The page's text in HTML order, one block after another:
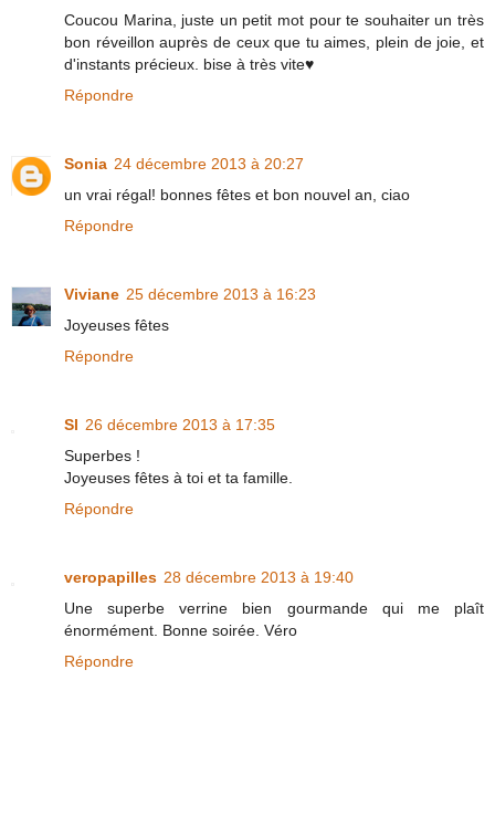
Coucou Marina, juste un petit mot pour te souhaiter un très
bon réveillon auprès de ceux que tu aimes, plein de joie, et
d'instants précieux. bise à très vite♥
Répondre
Sonia 24 décembre 2013 à 20:27
un vrai régal! bonnes fêtes et bon nouvel an, ciao
Répondre
Viviane 25 décembre 2013 à 16:23
Joyeuses fêtes
Répondre
Sl 26 décembre 2013 à 17:35
Superbes !
Joyeuses fêtes à toi et ta famille.
Répondre
veropapilles 28 décembre 2013 à 19:40
Une superbe verrine bien gourmande qui me plaît
énormément. Bonne soirée. Véro
Répondre